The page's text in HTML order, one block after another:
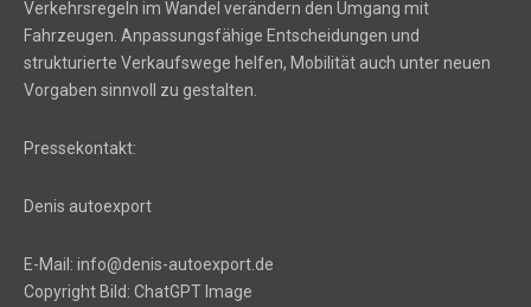
Verkehrsregeln im Wandel verändern den Umgang mit
Fahrzeugen. Anpassungsfähige Entscheidungen und
strukturierte Verkaufswege helfen, Mobilität auch unter neuen
Vorgaben sinnvoll zu gestalten.
Pressekontakt:
Denis autoexport
E-Mail: info@denis-autoexport.de
Copyright Bild: ChatGPT Image